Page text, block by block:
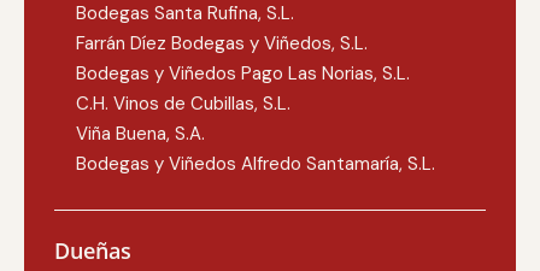
Bodegas Santa Rufina, S.L.
Farrán Díez Bodegas y Viñedos, S.L.
Bodegas y Viñedos Pago Las Norias, S.L.
C.H. Vinos de Cubillas, S.L.
Viña Buena, S.A.
Bodegas y Viñedos Alfredo Santamaría, S.L.
Dueñas